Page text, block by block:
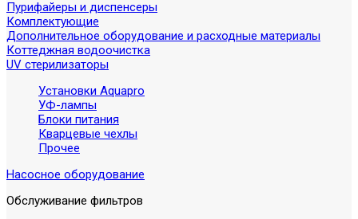
Пурифайеры и диспенсеры
Комплектующие
Дополнительное оборудование и расходные материалы
Коттеджная водоочистка
UV стерилизаторы
Установки Aquapro
УФ-лампы
Блоки питания
Кварцевые чехлы
Прочее
Насосное оборудование
Обслуживание фильтров